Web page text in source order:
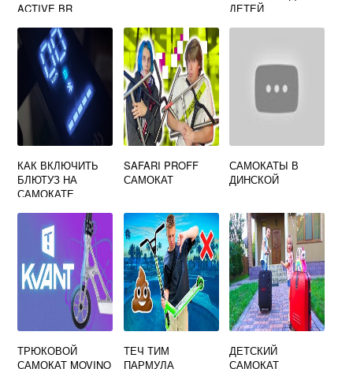
ACTIVE BR
ДЕТЕЙ
КАК ВКЛЮЧИТЬ
БЛЮТУЗ НА
САМОКАТЕ
SAFARI PROFF
САМОКАТ
САМОКАТЫ В
ДИНСКОЙ
ТРЮКОВОЙ
САМОКАТ MOVINO
ТЕЧ ТИМ
ПАРМУЛА
ДЕТСКИЙ
САМОКАТ